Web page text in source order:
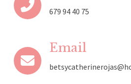
679 94 40 75
Email